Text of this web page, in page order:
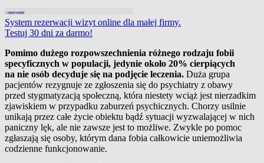
System rezerwacji wizyt online dla małej firmy.
Testuj 30 dni za darmo!
Pomimo dużego rozpowszechnienia różnego rodzaju fobii
specyficznych w populacji, jedynie około 20% cierpiących
na nie osób decyduje się na podjęcie leczenia. Duża grupa
pacjentów rezygnuje ze zgłoszenia się do psychiatry z obawy
przed stygmatyzacją społeczną, która niestety wciąż jest nierzadkim
zjawiskiem w przypadku zaburzeń psychicznych. Chorzy usilnie
unikają przez całe życie obiektu bądź sytuacji wyzwalającej w nich
paniczny lęk, ale nie zawsze jest to możliwe. Zwykle po pomoc
zgłaszają się osoby, którym dana fobia całkowicie uniemożliwia
codzienne funkcjonowanie.